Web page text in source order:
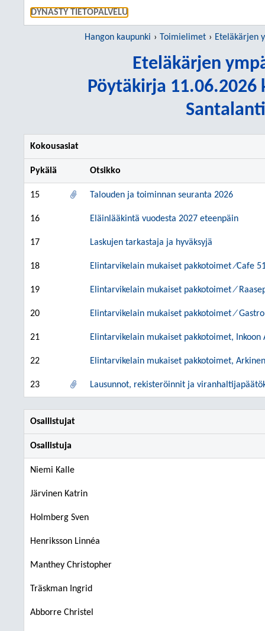
DYNASTY TIETOPALVELU
Hangon kaupunki Toimielimet Eteläkärjen
Eteläkärjen
Pöytäkirja 11.06.2026
Kokousasiat
Pykälä Otsikko
15 Talouden ja toiminnan seuranta 2026
16 Eläinlääkintä vuodesta 2027 eteenpäin
17 Laskujen tarkastaja ja hyväksyjä
18 Elintarvikelain mukaiset pakkotoimet ⁄Cafe
19 Elintarvikelain mukaiset pakkotoimet ⁄
20 Elintarvikelain mukaiset pakkotoimet ⁄
21 Elintarvikelain mukaiset pakkotoimet, Inkoon
22 Elintarvikelain mukaiset pakkotoimet, Arkinen
23 Lausunnot, rekisteröinnit ja
Osallistujat
Osallistuja
Niemi Kalle
Järvinen Katrin
Holmberg Sven
Henriksson Linnéa
Manthey Christopher
Träskman Ingrid
Abborre Christel